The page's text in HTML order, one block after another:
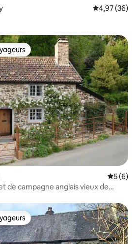
Note
4,97 (36)
parmi les plus aimés
Note
5 (6)
de campagne anglais vieux de
parmi les plus aimés